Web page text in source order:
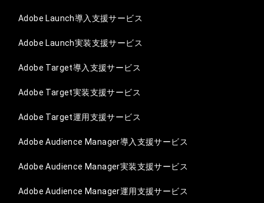
Adobe Launch導入支援サービス
Adobe Launch実装支援サービス
Adobe Target導入支援サービス
Adobe Target実装支援サービス
Adobe Target運用支援サービス
Adobe Audience Manager導入支援サービス
Adobe Audience Manager実装支援サービス
Adobe Audience Manager運用支援サービス